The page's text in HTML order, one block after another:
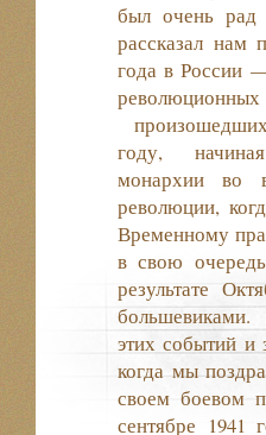
был очень
рассказал нам
года в России
году,
монархии во
революции,
Временному
в свою
результате
этих событий и
когда мы
своем боевом
сентябре 1941